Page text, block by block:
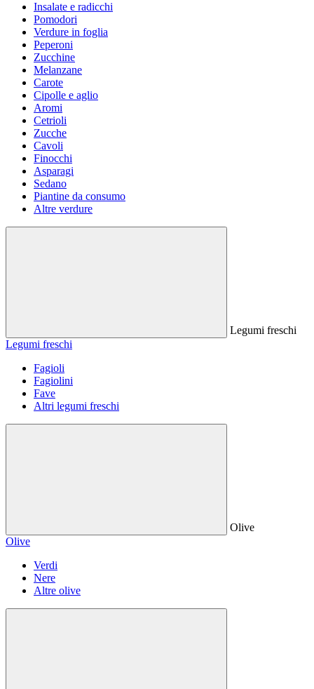
Insalate e radicchi
Pomodori
Verdure in foglia
Peperoni
Zucchine
Melanzane
Carote
Cipolle e aglio
Aromi
Cetrioli
Zucche
Cavoli
Finocchi
Asparagi
Sedano
Piantine da consumo
Altre verdure
Legumi freschi
Legumi freschi
Fagioli
Fagiolini
Fave
Altri legumi freschi
Olive
Olive
Verdi
Nere
Altre olive